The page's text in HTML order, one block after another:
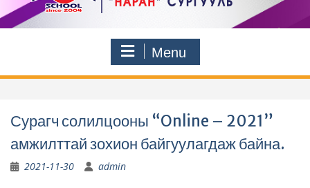
Menu
Сурагч солилцооны “Online – 2021”
амжилттай зохион байгуулагдаж байна.
2021-11-30 admin